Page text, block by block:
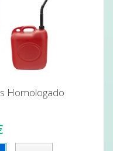
Homologado